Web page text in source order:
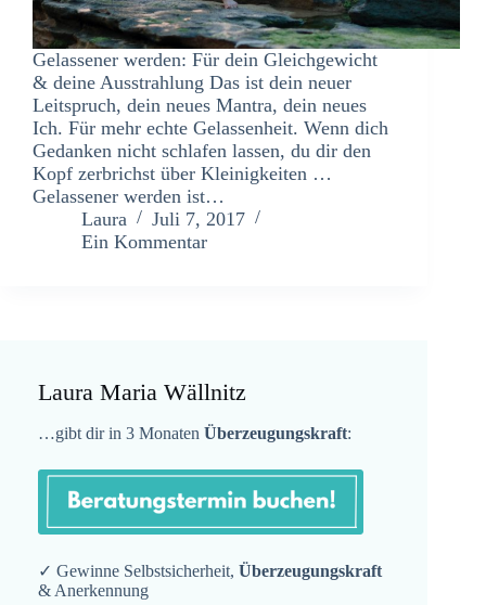
Gelassener werden: Für dein Gleichgewicht
& deine Ausstrahlung Das ist dein neuer
Leitspruch, dein neues Mantra, dein neues
Ich. Für mehr echte Gelassenheit. Wenn dich
Gedanken nicht schlafen lassen, du dir den
Kopf zerbrichst über Kleinigkeiten …
Gelassener werden ist…
Laura
Juli 7, 2017
Ein Kommentar
Laura Maria Wällnitz
…gibt dir in 3 Monaten Überzeugungskraft:
✓ Gewinne Selbstsicherheit, Überzeugungskraft
& Anerkennung